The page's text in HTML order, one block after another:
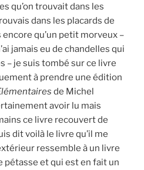
qu’on trouvait dans les
dans les placards de
encore qu’un petit morveux –
jamais eu de chandelles qui
– je suis tombé sur ce livre
à prendre une édition
de Michel
avoir lu mais
ce livre recouvert de
dit voilà le livre qu’il me
ressemble à un livre
pétasse et qui est en fait un